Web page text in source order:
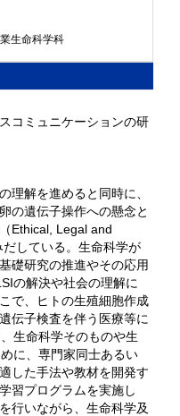
生命科学科
コミュニケーションの研
理解を進めると同時に、
の遺伝子操作への懸念と
Ethical, Legal and
している。生命科学が
礎研究の推進やその応用
の解決や社会の理解に
で、ヒトの生殖細胞作成
伝子検査を伴う医療等に
生命科学そのものや生
に、専門家同士あるい
した手法や教材を開発す
習プログラムを実施し
行いながら、生命科学及